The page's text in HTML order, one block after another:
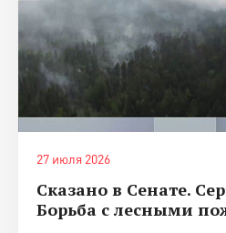
27 июля 2026
Сказано в Сенате.
Борьба с лесными